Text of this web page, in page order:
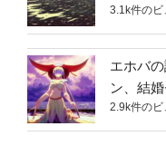
3.1k件のビ
エホバ
ン、結
2.9k件のビ